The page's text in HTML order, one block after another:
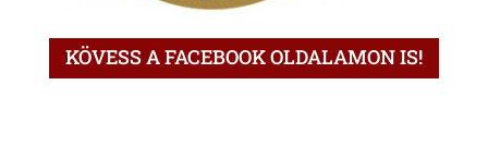
KÖVESS A FACEBOOK OLDALAMON IS!